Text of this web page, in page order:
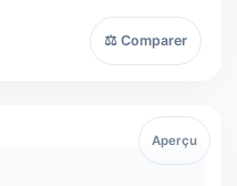
⚖ Comparer
Aperçu